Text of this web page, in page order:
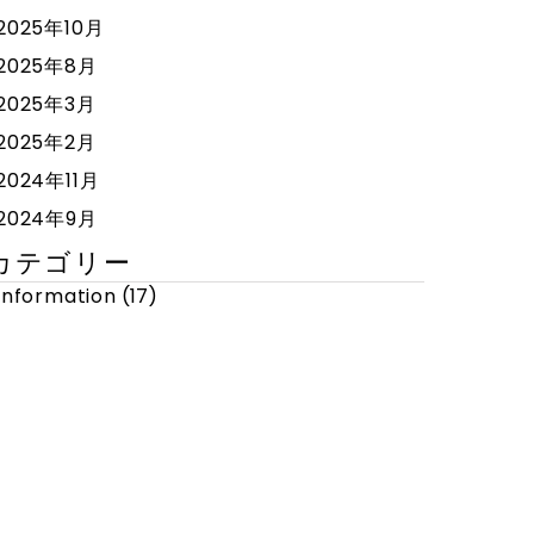
年10月
年8月
年3月
年2月
年11月
年9月
テゴリー
(17)